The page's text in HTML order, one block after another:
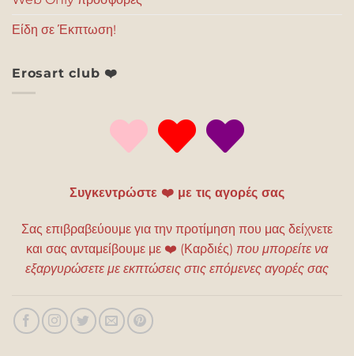
Είδη σε Έκπτωση!
Erosart club ❤️
Συγκεντρώστε ❤️ με τις αγορές σας
Σας επιβραβεύουμε για την προτίμηση που μας δείχνετε
και σας ανταμείβουμε με ❤️ (Καρδιές) που μπορείτε να
εξαργυρώσετε με εκπτώσεις στις επόμενες αγορές σας